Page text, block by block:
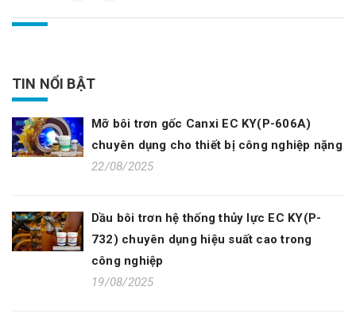
TIN NỔI BẬT
Mỡ bôi trơn gốc Canxi EC KY(P-606A)
chuyên dụng cho thiết bị công nghiệp nặng
22/08/2025
Dầu bôi trơn hệ thống thủy lực EC KY(P-
732) chuyên dụng hiệu suất cao trong
công nghiệp
19/08/2025